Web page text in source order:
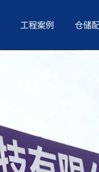
工程案例 仓储